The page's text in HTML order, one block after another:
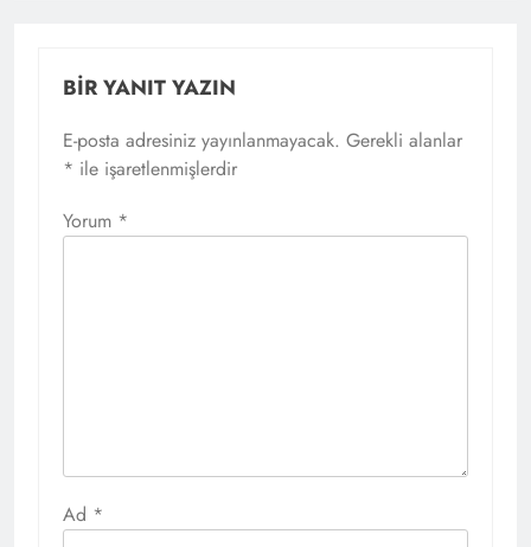
BIR YANIT YAZIN
E-posta adresiniz yayınlanmayacak. Gerekli alanlar
* ile işaretlenmişlerdir
Yorum *
Ad *